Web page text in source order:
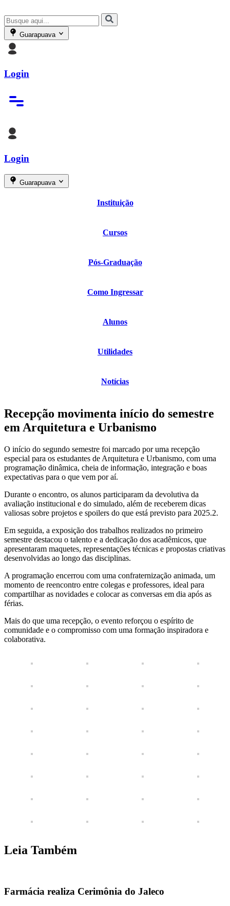
Guarapuava
Login
Login
Guarapuava
Instituição
Cursos
Pós-Graduação
Como Ingressar
Alunos
Utilidades
Notícias
Recepção movimenta início do semestre
em Arquitetura e Urbanismo
O início do segundo semestre foi marcado por uma recepção
especial para os estudantes de Arquitetura e Urbanismo, com uma
programação dinâmica, cheia de informação, integração e boas
expectativas para o que vem por aí.
Durante o encontro, os alunos participaram da devolutiva da
avaliação institucional e do simulado, além de receberem dicas
valiosas sobre projetos e spoilers do que está previsto para 2025.2.
Em seguida, a exposição dos trabalhos realizados no primeiro
semestre destacou o talento e a dedicação dos acadêmicos, que
apresentaram maquetes, representações técnicas e propostas criativas
desenvolvidas ao longo das disciplinas.
A programação encerrou com uma confraternização animada, um
momento de reencontro entre colegas e professores, ideal para
compartilhar as novidades e colocar as conversas em dia após as
férias.
Mais do que uma recepção, o evento reforçou o espírito de
comunidade e o compromisso com uma formação inspiradora e
colaborativa.
Leia Também
Farmácia realiza Cerimônia do Jaleco